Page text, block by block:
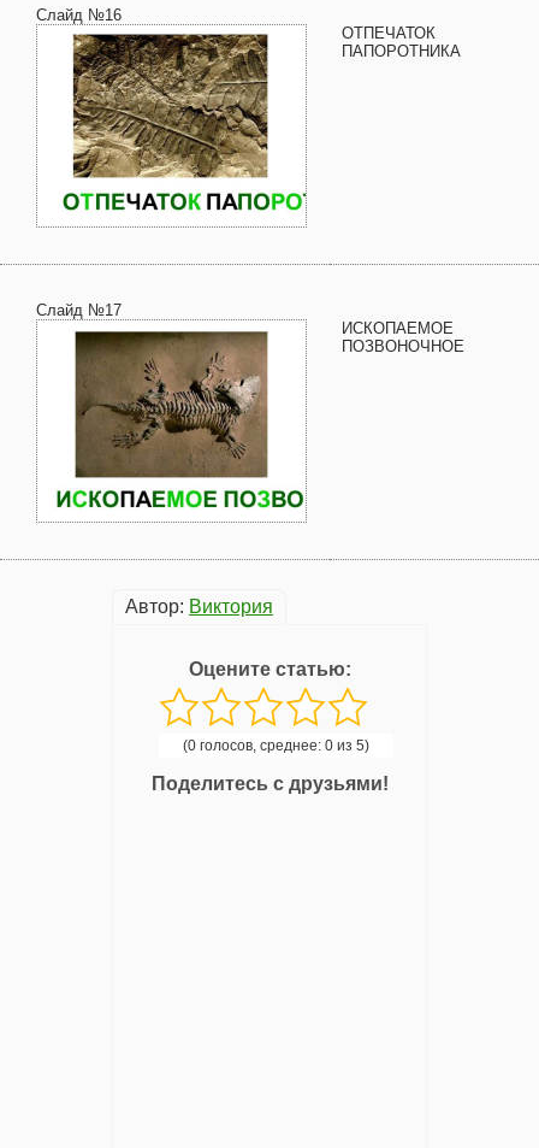
Слайд №16
ОТПЕЧАТОК
ПАПОРОТНИКА
Слайд №17
ИСКОПАЕМОЕ
ПОЗВОНОЧНОЕ
Автор: Виктория
Оцените статью:
(0 голосов, среднее: 0 из 5)
Поделитесь с друзьями!